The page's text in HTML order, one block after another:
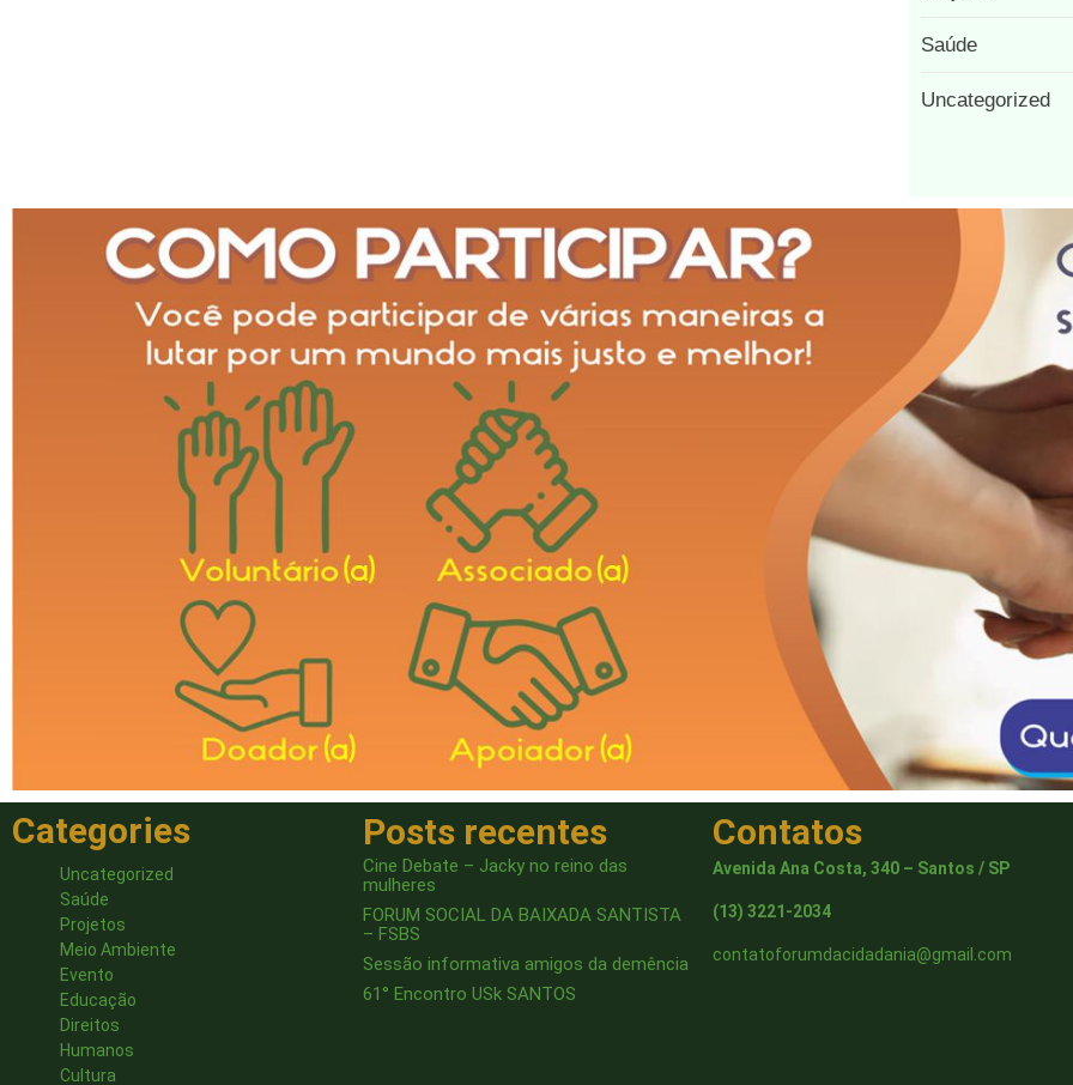
Saúde
Uncategorized
Categories
Uncategorized
Saúde
Projetos
Meio Ambiente
Evento
Educação
Direitos
Humanos
Cultura
Posts recentes
Cine Debate – Jacky no reino das
mulheres
FORUM SOCIAL DA BAIXADA SANTISTA
– FSBS
Sessão informativa amigos da demência
61° Encontro USk SANTOS
Contatos
Avenida Ana Costa, 340 – Santos / SP
(13) 3221-2034
contatoforumdacidadania@gmail.com